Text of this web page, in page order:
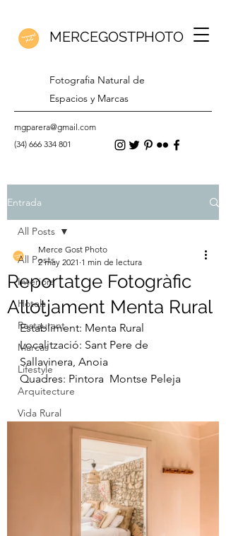
MERCEGOSTPHOTO
Fotografia Natural de
Espacios y Marcas
mgparera@gmail.com
(34) 666 334 801
Entrada
All Posts
Interiors
Hotels
Restaurant
Marcas
Lifestyle
Arquitecture
Vida Rural
All Posts
Reportatge Fotogràfic
Allotjament Menta Rural
Merce Gost Photo
2 may 2021 1 min de lectura
Establiment: Menta Rural
Localització: Sant Pere de
Sallavinera, Anoia
Quadres: Pintora  Montse Peleja